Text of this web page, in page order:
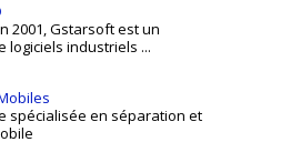
2001, Gstarsoft est un
logiciels industriels ...
spécialisée en séparation et